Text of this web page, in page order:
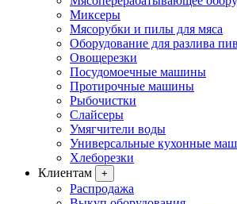
Миксеры
Мясорубки и пилы для мяса
Оборудование для разлива
Овощерезки
Посудомоечные машины
Протирочные машины
Рыбочистки
Слайсеры
Умягчители воды
Универсальные кухонные
Хлеборезки
Клиентам
+
Распродажа